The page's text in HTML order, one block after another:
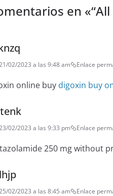
en «
02/2023 a las 9:48 am Enlace
online buy digoxin buy
02/2023 a las 9:33 pm Enlace
250 mg without
02/2023 a las 8:45 am Enlace